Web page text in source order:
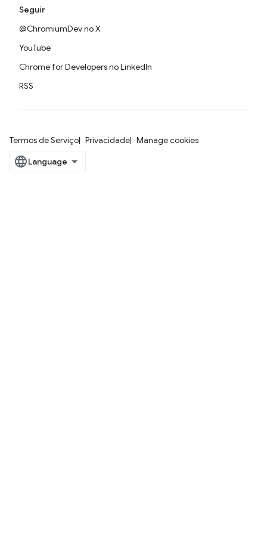
Seguir
@ChromiumDev no X
YouTube
Chrome for Developers no LinkedIn
RSS
Termos de Serviço Privacidade Manage cookies